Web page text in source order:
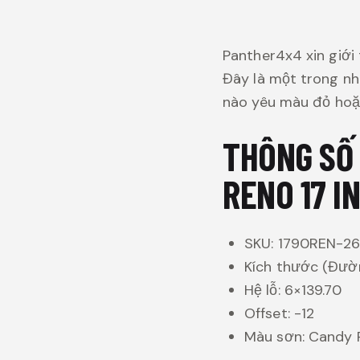
Panther4x4 xin giới
Đây là một trong
nào yêu màu đỏ
THÔNG
RENO 17
SKU: 1790REN-
Kích thước
Hệ lỗ: 6×139.70
Offset: -12
Màu sơn: Candy